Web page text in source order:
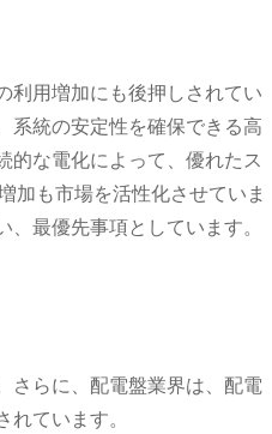
利用増加にも後押しされてい
系統の安定性を確保できる高
的な電化によって、優れたス
加も市場を活性化させていま
最優先事項としています。
さらに、配電盤業界は、配電
ています。